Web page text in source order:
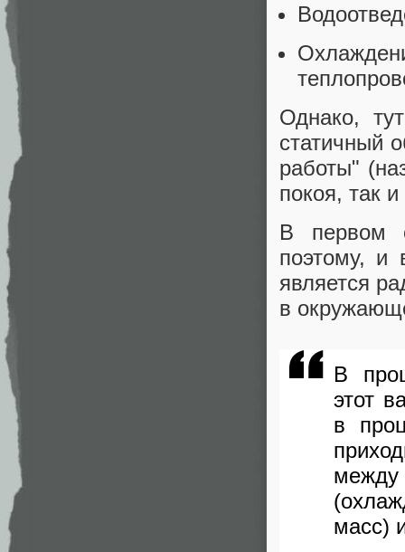
Однако,
статичный
работы"
покоя, так
В первом
поэтому, и
является
в
В
этот
в
между
масс)